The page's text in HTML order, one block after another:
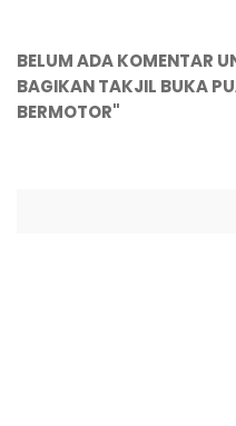
BELUM ADA KOMENTAR
BAGIKAN TAKJIL BUKA
BERMOTOR"